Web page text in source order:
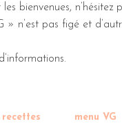
les bienvenues,
n’est pas figé et
recettes menu VG